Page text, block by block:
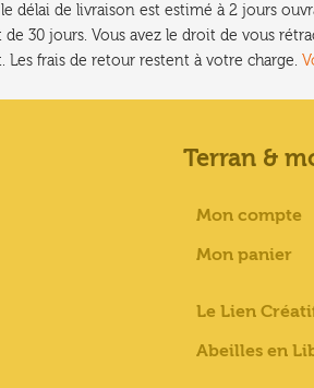
délai de livraison est estimé à 2 jours
30 jours. Vous avez le droit de vous
frais de retour restent à votre charge.
Terran &
Mon compte
Mon panier
Le Lien
Abeilles en